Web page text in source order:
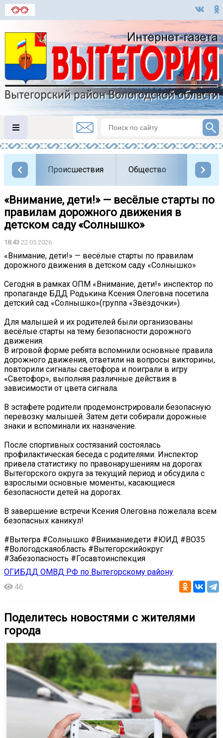
Происшествия Общество Власть
«Внимание, дети!» — весёлые старты по
правилам дорожного движения в
детском саду «Солнышко»
18:43 22.05.2026
«Внимание, дети!» — весёлые старты по правилам
дорожного движения в детском саду «Солнышко»
Сегодня в рамках ОПМ «Внимание, дети!» инспектор по
пропаганде БДД Родькина Ксения Олеговна посетила
детский сад «Солнышко»(группа «Звёздочки»).
Для малышей и их родителей были организованы
весёлые старты на тему безопасности дорожного
движения.
В игровой форме ребята вспомнили основные правила
дорожного движения, ответили на вопросы викторины,
повторили сигналы светофора и поиграли в игру
«Светофор», выполняя различные действия в
зависимости от цвета сигнала.
В эстафете родители продемонстрировали безопасную
перевозку малышей. Затем дети собирали дорожные
знаки и вспоминали их назначение.
После спортивных состязаний состоялась
профилактическая беседа с родителями. Инспектор
привела статистику по правонарушениям на дорогах
Вытегорского округа за текущий период и обсудила с
взрослыми основные моменты, касающиеся
безопасности детей на дорогах.
В завершение встречи Ксения Олеговна пожелала всем
безопасных каникул!
#Вытегра #Солнышко #Вниманиедети #ЮИД #ВО35
#Вологодскаяобласть #Вытегорскийокруг
#Забезопасность #Госавтоинспекция
ОГИБДД ОМВД РФ по Вытегорскому району
46
Поделитесь новостями с жителями
города